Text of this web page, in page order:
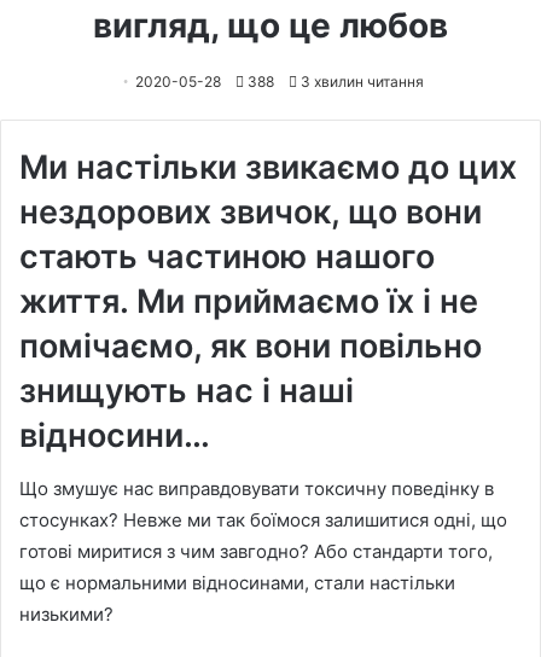
вигляд, що це любов
2020-05-28 388 3 хвилин читання
Ми настільки звикаємо до цих
нездорових звичок, що вони
стають частиною нашого
життя. Ми приймаємо їх і не
помічаємо, як вони повільно
знищують нас і наші
відносини…
Що змушує нас виправдовувати токсичну поведінку в
стосунках? Невже ми так боїмося залишитися одні, що
готові миритися з чим завгодно? Або стандарти того,
що є нормальними відносинами, стали настільки
низькими?